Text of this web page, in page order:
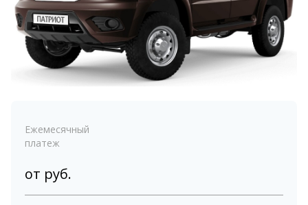
Ежемесячный
платеж
от руб.